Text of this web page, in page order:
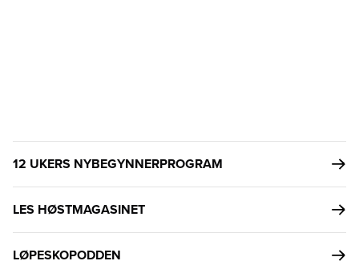
12 UKERS NYBEGYNNERPROGRAM
LES HØSTMAGASINET
LØPESKOPODDEN